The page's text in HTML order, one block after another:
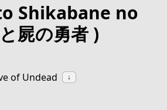
Shikabane no
屍の勇者 )
of Undead ↓